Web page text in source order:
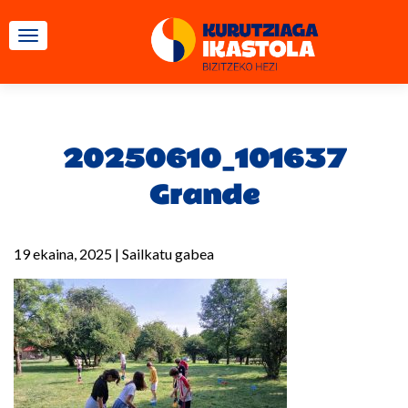
TOGGLE NAVIGATION
20250610_101637
Grande
19 ekaina, 2025 | Sailkatu gabea